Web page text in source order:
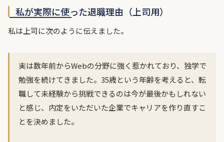
私が実際に使った退職理由（上司用）
私は上司に次のように伝えました。
実は数年前からWebの分野に強く惹かれており、独学で
勉強を続けてきました。35歳という年齢を考えると、転
職して未経験から挑戦できるのは今が最後かもしれない
と感じ、内定をいただいた企業でキャリアを作り直すこ
とを決めました。